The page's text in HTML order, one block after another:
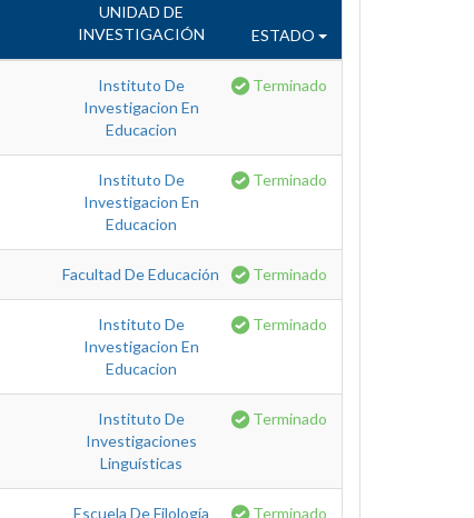
UNIDAD DE
INVESTIGACIÓN
ESTADO
Instituto De
Investigacion En
Educacion
Terminado
Instituto De
Investigacion En
Educacion
Terminado
Facultad De Educación Terminado
Instituto De
Investigacion En
Educacion
Terminado
Instituto De
Investigaciones
Linguísticas
Terminado
Escuela De Filología Terminado